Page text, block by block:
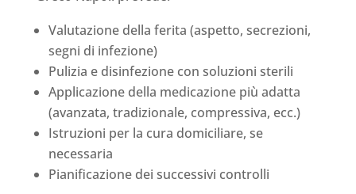
Valutazione della ferita (aspetto, secrezioni,
segni di infezione)
Pulizia e disinfezione con soluzioni sterili
Applicazione della medicazione più adatta
(avanzata, tradizionale, compressiva, ecc.)
Istruzioni per la cura domiciliare, se
necessaria
Pianificazione dei successivi controlli